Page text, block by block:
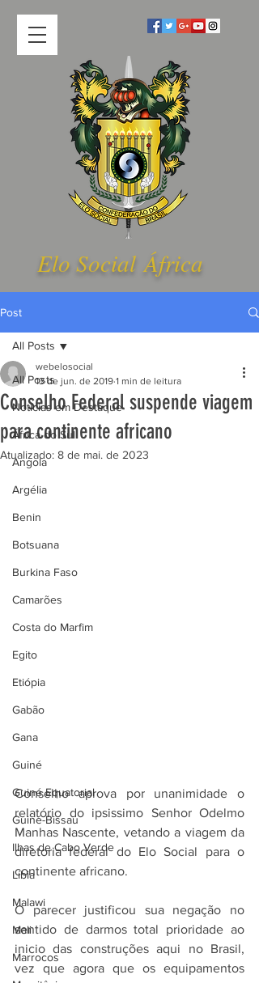
Elo Social África
Post
All Posts
Notícias em Destaque
África do Sul
Angola
Argélia
Benin
Botsuana
Burkina Faso
Camarões
Costa do Marfim
Egito
Etiópia
Gabão
Gana
Guiné
Guiné Equatorial
Guiné-Bissau
Ilhas de Cabo Verde
Líbia
Malawi
Mali
Marrocos
All Posts
Conselho Federal suspende viagem
para continente africano
webelosocial
13 de jun. de 2019 1 min de leitura
Atualizado: 8 de mai. de 2023
Conselho aprova por unanimidade o
relatório do ipsissimo Senhor Odelmo
Manhas Nascente, vetando a viagem da
diretoria federal do Elo Social para o
continente africano.
O parecer justificou sua negação no
sentido de darmos total prioridade ao
inicio das construções aqui no Brasil,
vez que agora que os equipamentos